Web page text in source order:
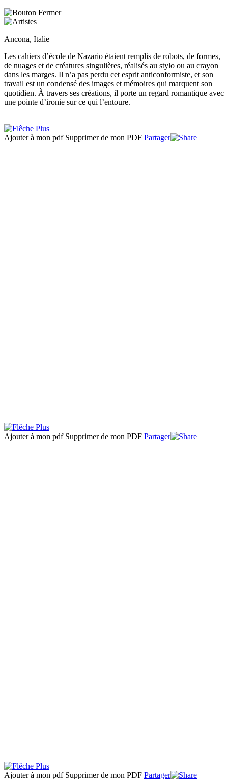
Ancona, Italie
Les cahiers d’école de Nazario étaient remplis de robots, de formes,
de nuages et de créatures singulières, réalisés au stylo ou au crayon
dans les marges. Il n’a pas perdu cet esprit anticonformiste, et son
travail est un condensé des images et mémoires qui marquent son
quotidien. À travers ses créations, il porte un regard romantique avec
une pointe d’ironie sur ce qui l’entoure.
Ajouter à mon pdf Supprimer de mon PDF Partager
Ajouter à mon pdf Supprimer de mon PDF Partager
Ajouter à mon pdf Supprimer de mon PDF Partager